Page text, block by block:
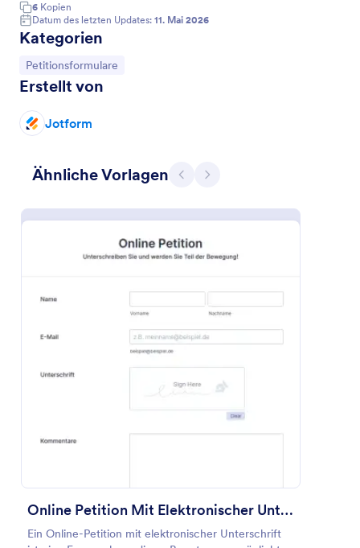
6 Kopien
Datum des letzten Updates: 11. Mai 2026
Kategorien
Zur Kategorie:
Petitionsformulare
Erstellt von
Jotform
Ähnliche Vorlagen ZurückWeiter
Online Petition Mit Elektronischer Unterschrift
Ein Online-Petition mit elektronischer Unterschrift
Anmeldeformular
Ein Anmeldeformular ermöglicht es Organisationen,
ihren Namen, ihre Gruppe und Informationen zur
Teilnahme anzugeben. Eine kostenlose Vorlage für
von Ihrer Organisation benötigten Informationen zu
mit den Bewerbern kommunizieren möchten - und
Interessenbekundung. Sie können es sogar als
Anschreiben verwenden und einen Lebenslauf und
Referenzen beifügen! Wenn Sie sicherstellen
möchten, dass Ihr Formular auf jedem Gerät perfekt
sicherzustellen, dass es richtig ist. Wenn Sie
sicherstellen möchten, dass dieses Formular zum
Logo hinzufügen, die Schriftart aktualisieren oder
das Hintergrundbild ändern. Mit den über 100
Integrationen von Jotform können Sie
Bewerbungen und Antworten in Ihren anderen
mit einem kostenlosen Anmeldeformular!
Go to Category:
Petitionsformulare
Vorlage verwenden
Vorschau